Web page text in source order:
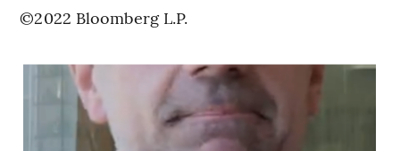
©2022 Bloomberg L.P.